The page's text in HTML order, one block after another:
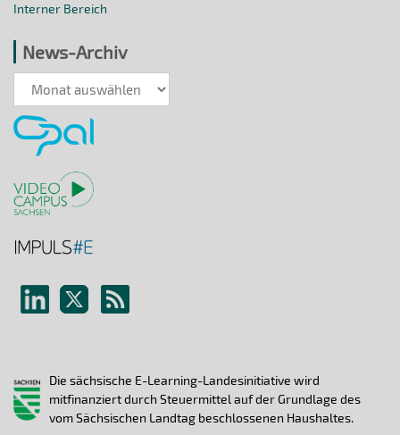
Interner Bereich
News-Archiv
News-
Archiv
Die sächsische E-Learning-Landesinitiative wird
mitfinanziert durch Steuermittel auf der Grundlage des
vom Sächsischen Landtag beschlossenen Haushaltes.